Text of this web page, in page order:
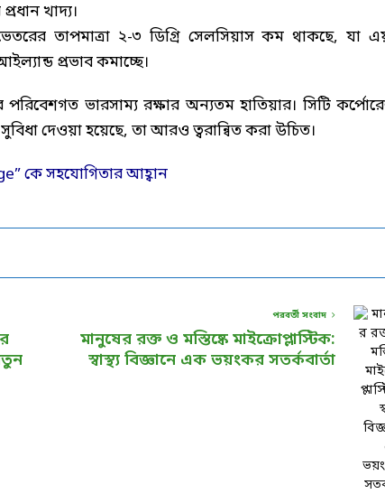
খাদ্য।
তাপমাত্রা ২-৩ ডিগ্রি সেলসিয়াস কম থাকছে, যা
প্রভাব কমাচ্ছে।
ভারসাম্য রক্ষার অন্যতম হাতিয়ার। সিটি
দেওয়া হয়েছে, তা আরও ত্বরান্বিত করা উচিত।
পরবর্তী সংবাদ
মানুষের রক্ত ও মস্তিষ্কে মাইক্রোপ্লাস্টিক:
স্বাস্থ্য বিজ্ঞানে এক ভয়ংকর সতর্কবার্তা